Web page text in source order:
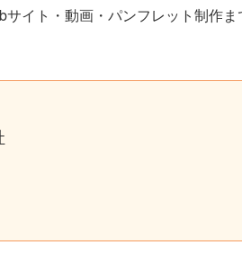
イト・動画・パンフレット制作ま